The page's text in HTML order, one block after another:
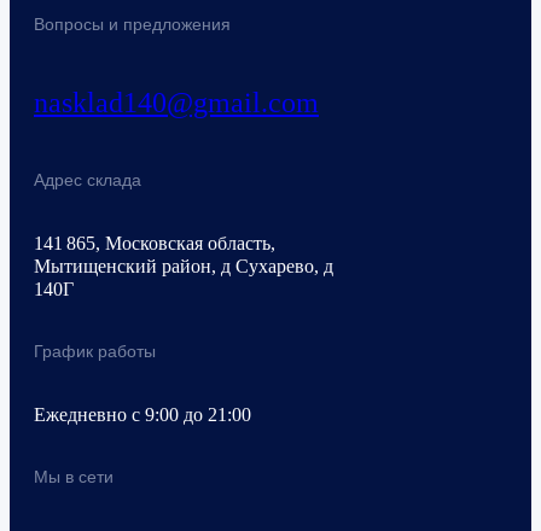
Вопросы и предложения
nasklad140@gmail.com
Адрес склада
141 865, Московская область,
Мытищенский район, д Сухарево, д
140Г
График работы
Ежедневно с 9:00 до 21:00
Мы в сети